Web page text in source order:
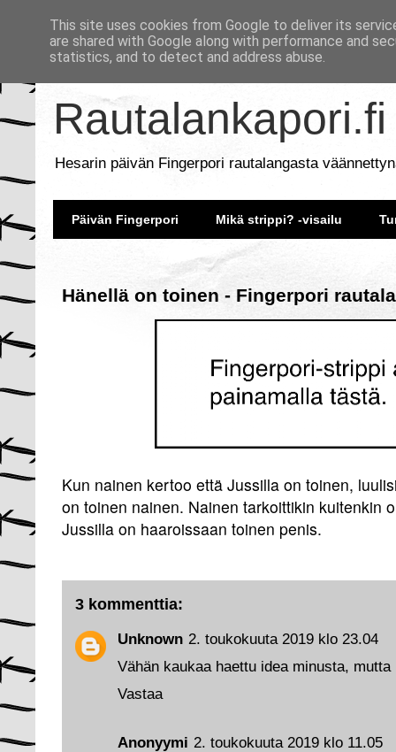
Rautalankapori.fi
Hesarin päivän Fingerpori rautalangasta
Päivän Fingerpori Mikä strippi? -visailu
Hänellä on toinen - Fingerpori
Kun nainen kertoo että Jussilla on toinen,
on toinen nainen. Nainen tarkoittikin kuitenkin
Jussilla on haaroissaan toinen penis.
3 kommenttia:
Anonyymi 2. toukokuuta 2019 klo 11.05
Unknown 2. toukokuuta 2019 klo 23.04
Vähän kaukaa haettu idea minusta, mutta
Vastaa
This site uses cookies from Google to deliver its
are shared with Google along with performance and
statistics, and to detect and address abuse.